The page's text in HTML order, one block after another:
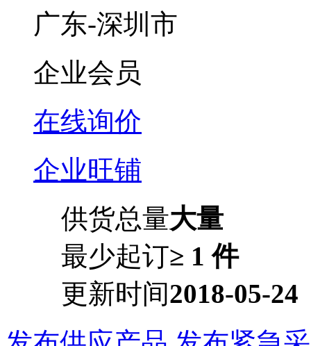
广东-深圳市
企业会员
在线询价
企业旺铺
供货总量大量
最少起订≥ 1 件
更新时间2018-05-24